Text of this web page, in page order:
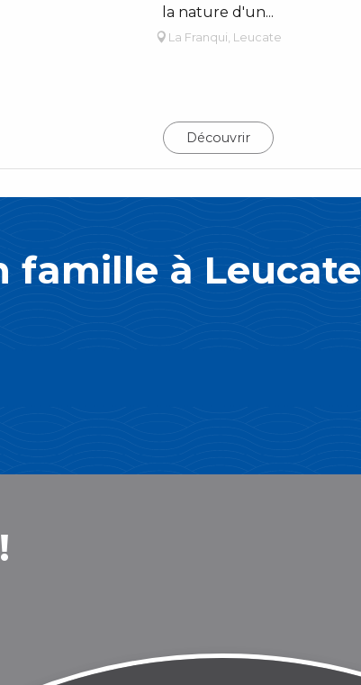
la nature d'un...
La Franqui, Leucate
Découvrir
famille à Leucate